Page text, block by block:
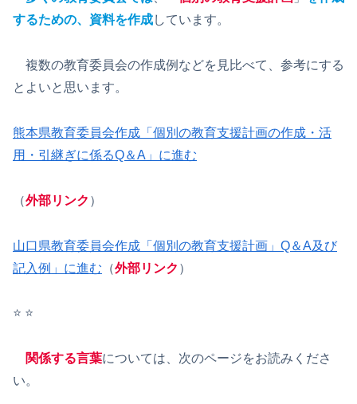
するための、資料を作成しています。
複数の教育委員会の作成例などを見比べて、参考にする
とよいと思います。
熊本県教育委員会作成「個別の教育支援計画の作成・活
用・引継ぎに係るQ＆A」に進む
（外部リンク ）
山口県教育委員会作成「個別の教育支援計画」Q＆A及び
記入例」に進む （外部リンク ）
⭐️ ⭐️
関係する言葉については、次のページをお読みくださ
い。